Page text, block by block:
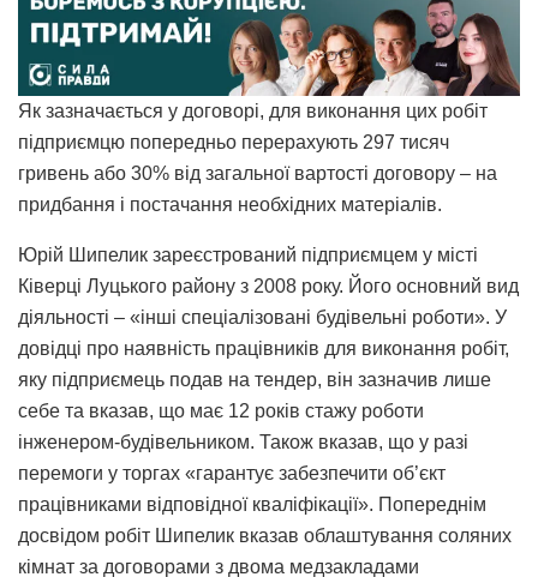
Як зазначається у договорі, для виконання цих робіт
підприємцю попередньо перерахують 297 тисяч
гривень або 30% від загальної вартості договору – на
придбання і постачання необхідних матеріалів.
Юрій Шипелик зареєстрований підприємцем у місті
Ківерці Луцького району з 2008 року. Його основний вид
діяльності – «інші спеціалізовані будівельні роботи». У
довідці про наявність працівників для виконання робіт,
яку підприємець подав на тендер, він зазначив лише
себе та вказав, що має 12 років стажу роботи
інженером-будівельником. Також вказав, що у разі
перемоги у торгах «гарантує забезпечити об’єкт
працівниками відповідної кваліфікації». Попереднім
досвідом робіт Шипелик вказав облаштування соляних
кімнат за договорами з двома медзакладами